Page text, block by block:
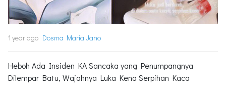
1 year ago Dosma Maria Jano
Heboh Ada Insiden KA Sancaka yang Penumpangnya
Dilempar Batu, Wajahnya Luka Kena Serpihan Kaca